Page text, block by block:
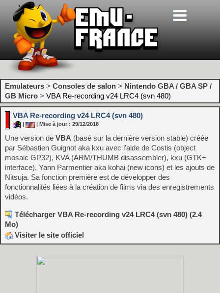
Emulateurs > Consoles de salon > Nintendo GBA / GBA SP /
GB Micro > VBA Re-recording v24 LRC4 (svn 480)
VBA Re-recording v24 LRC4 (svn 480)
| Mise à jour : 29/12/2018
Une version de VBA (basé sur la dernière version stable) créée
par Sébastien Guignot aka kxu avec l'aide de Costis (object
mosaic GP32), KVA (ARM/THUMB disassembler), kxu (GTK+
interface), Yann Parmentier aka kohai (new icons) et les ajouts de
Nitsuja. Sa fonction première est de développer des
fonctionnalités liées à la création de films via des enregistrements
vidéos.
Télécharger VBA Re-recording v24 LRC4 (svn 480) (2.4
Mo)
Visiter le site officiel